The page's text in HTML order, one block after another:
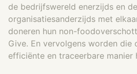
de bedrijfswereld enerzijds en
organisatiesanderzijds met
doneren hun non-
Give. En vervolgens worden die
efficiënte en traceerbare manier